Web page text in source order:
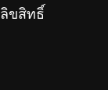
ขสิทธิ์